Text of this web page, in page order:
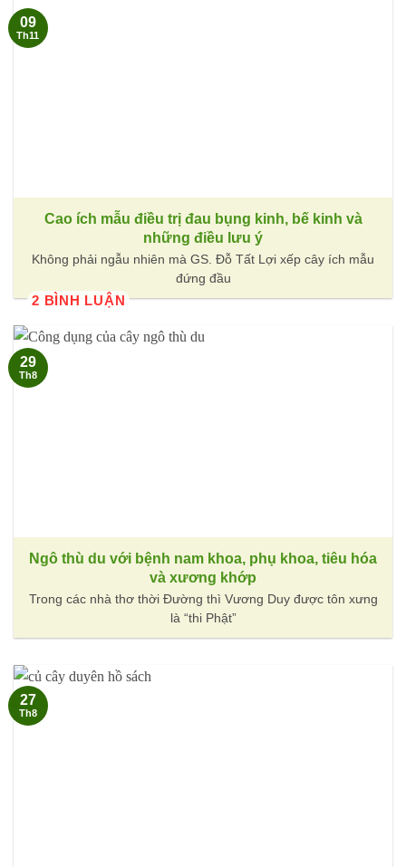
Cao ích mẫu điều trị đau bụng kinh, bế kinh và
những điều lưu ý
Không phải ngẫu nhiên mà GS. Đỗ Tất Lợi xếp cây ích mẫu
đứng đầu
2 BÌNH LUẬN
09
Th11
Ngô thù du với bệnh nam khoa, phụ khoa, tiêu hóa
và xương khớp
Trong các nhà thơ thời Đường thì Vương Duy được tôn xưng
là “thi Phật”
29
Th8
27
Th8